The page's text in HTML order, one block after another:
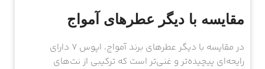
مقایسه با دیگر عطرهای آمواج
در مقایسه با دیگر عطرهای برند آمواج، اپوس 7 دارای
رایحه‌ای پیچیده‌تر و غنی‌تر است که ترکیبی از نت‌های